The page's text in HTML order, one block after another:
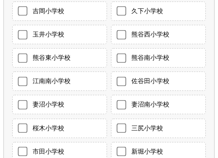
吉岡小学校 久下小学校
玉井小学校 熊谷西小学校
熊谷東小学校 熊谷南小学校
江南南小学校 佐谷田小学校
妻沼小学校 妻沼南小学校
桜木小学校 三尻小学校
市田小学校 新堀小学校